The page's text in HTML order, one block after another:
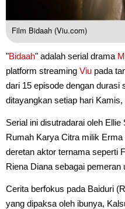
Film Bidaah (Viu.com)
"Bidaah" adalah serial drama
platform streaming Viu pada
dari 15 episode dengan durasi
ditayangkan setiap hari
Serial ini disutradarai oleh
Rumah Karya Citra milik
deretan aktor ternama seperti
Riena Diana sebagai pemeran
Cerita berfokus pada Baiduri
yang dipaksa oleh ibunya,